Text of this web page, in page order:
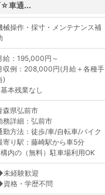
☆車通...
械操作・採寸・メンテナンス補
給：195,000円～
収例：208,000円(月給＋各種手
)
本残業なし
森県弘前市
務詳細：弘前市
勤方法：徒歩/車/自転車/バイク
寄り駅：藤崎駅から車5分
内の（無料）駐車場利用OK
経験歓迎
格・学歴不問